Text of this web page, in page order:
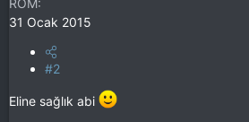
ROM
31 Ocak 2015
#2
Eline sağlık abi